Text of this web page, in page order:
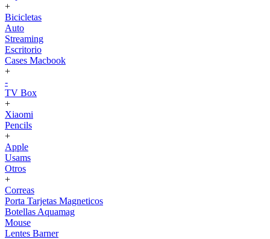
+
Bicicletas
Auto
Streaming
Escritorio
Cases Macbook
+
-
TV Box
+
Xiaomi
Pencils
+
Apple
Usams
Otros
+
Correas
Porta Tarjetas Magneticos
Botellas Aquamag
Mouse
Lentes Barner